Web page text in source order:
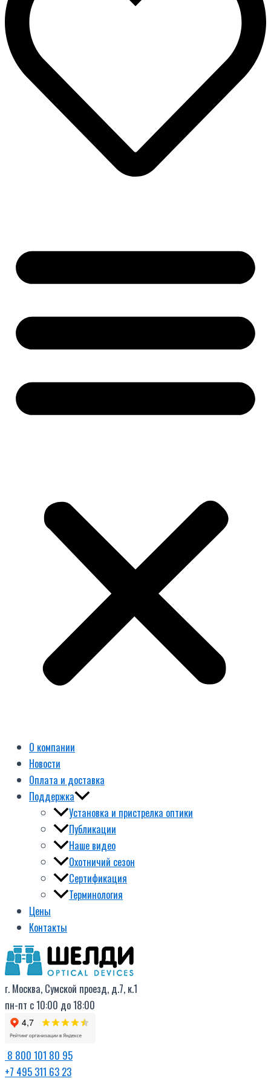
О компании
Новости
Оплата и доставка
Поддержка
Установка и пристрелка оптики
Публикации
Наше видео
Охотничий сезон
Сертификация
Терминология
Цены
Контакты
г. Москва, Сумской проезд, д.7, к.1
пн-пт с 10:00 до 18:00
8 800 101 80 95
+7 495 311 63 23